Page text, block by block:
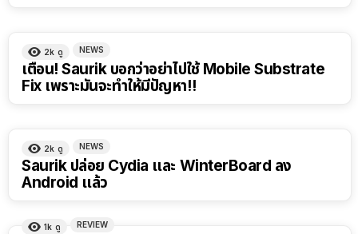
2k ดู NEWS
เตือน! Saurik บอกว่าอย่าไปใช้ Mobile Substrate
Fix เพราะมันจะทำให้มีปัญหา!!
2k ดู NEWS
Saurik ปล่อย Cydia และ WinterBoard ลง
Android แล้ว
1k ดู REVIEW